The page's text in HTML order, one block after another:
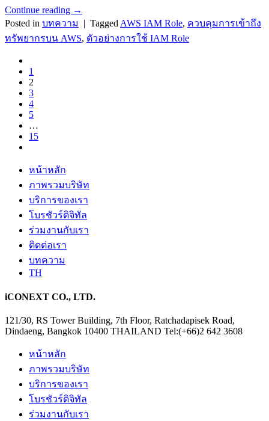
Continue reading →
Posted in บทความ | TaggedAWS IAM Role, ควบคุมการเข้าถึง
ทรัพยากรบน AWS, ตัวอย่างการใช้ IAM Role
1
2
3
4
5
…
15
หน้าหลัก
ภาพรวมบริษัท
บริการของเรา
โบรชัวร์ดิจิทัล
ร่วมงานกับเรา
ติดต่อเรา
บทความ
TH
iCONEXT CO., LTD.
121/30, RS Tower Building, 7th Floor, Ratchadapisek Road,
Dindaeng, Bangkok 10400 THAILAND Tel:(+66)2 642 3608
หน้าหลัก
ภาพรวมบริษัท
บริการของเรา
โบรชัวร์ดิจิทัล
ร่วมงานกับเรา